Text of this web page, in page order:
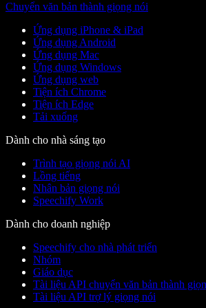
Chuyển văn bản thành giọng nói
Ứng dụng iPhone & iPad
Ứng dụng Android
Ứng dụng Mac
Ứng dụng Windows
Ứng dụng web
Tiện ích Chrome
Tiện ích Edge
Tải xuống
Dành cho nhà sáng tạo
Trình tạo giọng nói AI
Lồng tiếng
Nhân bản giọng nói
Speechify Work
Dành cho doanh nghiệp
Speechify cho nhà phát triển
Nhóm
Giáo dục
Tài liệu API chuyển văn bản thành
Tài liệu API trợ lý giọng nói